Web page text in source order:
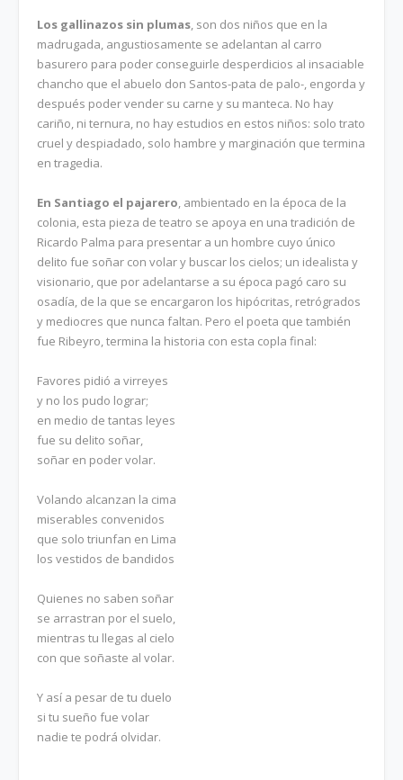
Los gallinazos sin plumas, son dos niños que en la
madrugada, angustiosamente se adelantan al carro
basurero para poder conseguirle desperdicios al insaciable
chancho que el abuelo don Santos-pata de palo-, engorda y
después poder vender su carne y su manteca. No hay
cariño, ni ternura, no hay estudios en estos niños: solo trato
cruel y despiadado, solo hambre y marginación que termina
en tragedia.
En Santiago el pajarero, ambientado en la época de la
colonia, esta pieza de teatro se apoya en una tradición de
Ricardo Palma para presentar a un hombre cuyo único
delito fue soñar con volar y buscar los cielos; un idealista y
visionario, que por adelantarse a su época pagó caro su
osadía, de la que se encargaron los hipócritas, retrógrados
y mediocres que nunca faltan. Pero el poeta que también
fue Ribeyro, termina la historia con esta copla final:
Favores pidió a virreyes
y no los pudo lograr;
en medio de tantas leyes
fue su delito soñar,
soñar en poder volar.
Volando alcanzan la cima
miserables convenidos
que solo triunfan en Lima
los vestidos de bandidos
Quienes no saben soñar
se arrastran por el suelo,
mientras tu llegas al cielo
con que soñaste al volar.
Y así a pesar de tu duelo
si tu sueño fue volar
nadie te podrá olvidar.